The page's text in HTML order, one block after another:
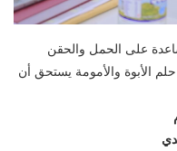
على الحمل والحقن
الأبوة والأمومة يستحق أن